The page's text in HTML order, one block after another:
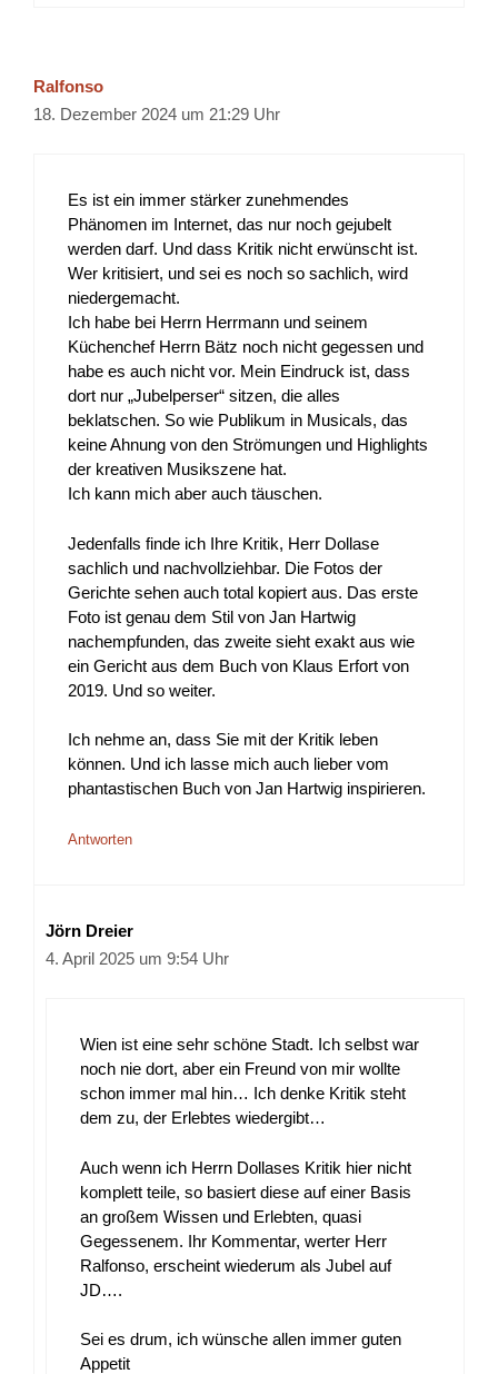
Ralfonso
18. Dezember 2024 um 21:29 Uhr
Es ist ein immer stärker zunehmendes
Phänomen im Internet, das nur noch gejubelt
werden darf. Und dass Kritik nicht erwünscht ist.
Wer kritisiert, und sei es noch so sachlich, wird
niedergemacht.
Ich habe bei Herrn Herrmann und seinem
Küchenchef Herrn Bätz noch nicht gegessen und
habe es auch nicht vor. Mein Eindruck ist, dass
dort nur „Jubelperser“ sitzen, die alles
beklatschen. So wie Publikum in Musicals, das
keine Ahnung von den Strömungen und Highlights
der kreativen Musikszene hat.
Ich kann mich aber auch täuschen.
Jedenfalls finde ich Ihre Kritik, Herr Dollase
sachlich und nachvollziehbar. Die Fotos der
Gerichte sehen auch total kopiert aus. Das erste
Foto ist genau dem Stil von Jan Hartwig
nachempfunden, das zweite sieht exakt aus wie
ein Gericht aus dem Buch von Klaus Erfort von
2019. Und so weiter.
Ich nehme an, dass Sie mit der Kritik leben
können. Und ich lasse mich auch lieber vom
phantastischen Buch von Jan Hartwig inspirieren.
Antworten
Jörn Dreier
4. April 2025 um 9:54 Uhr
Wien ist eine sehr schöne Stadt. Ich selbst war
noch nie dort, aber ein Freund von mir wollte
schon immer mal hin… Ich denke Kritik steht
dem zu, der Erlebtes wiedergibt…
Auch wenn ich Herrn Dollases Kritik hier nicht
komplett teile, so basiert diese auf einer Basis
an großem Wissen und Erlebten, quasi
Gegessenem. Ihr Kommentar, werter Herr
Ralfonso, erscheint wiederum als Jubel auf
JD….
Sei es drum, ich wünsche allen immer guten
Appetit